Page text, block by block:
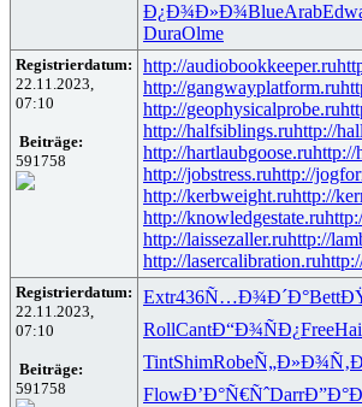
Ð¿Ð¾Ð»Ð¾BlueArab
DuraOlme
Registrierdatum:
22.11.2023,
07:10
Beiträge:
591758
http://audiobookkeeper.ru
http://gangwayplatform.ru
http://geophysicalprobe.ru
http://halfsiblings.ruhttp://
http://hartlaubgoose.ruhttp://
http://jobstress.ruhttp://
http://kerbweight.ruhttp://
http://knowledgestate.ru
http://laissezaller.ruhttp://
http://lasercalibration.ru
Registrierdatum:
22.11.2023,
07:10
Beiträge:
591758
Extr436Ñ…Ð¾Ð´Ð°Bett
RollCantÐ“Ð¾ÑÐ¿Free
TintShimRobeÑ„Ð»Ð¾Ñ‚
FlowÐ’Ð°Ñ€ÑˆDarr